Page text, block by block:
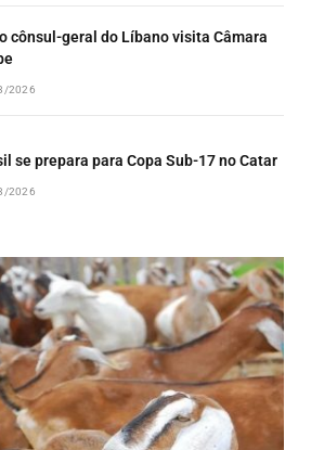
cônsul-geral do Líbano visita Câmara
2026
se prepara para Copa Sub-17 no Catar
2026